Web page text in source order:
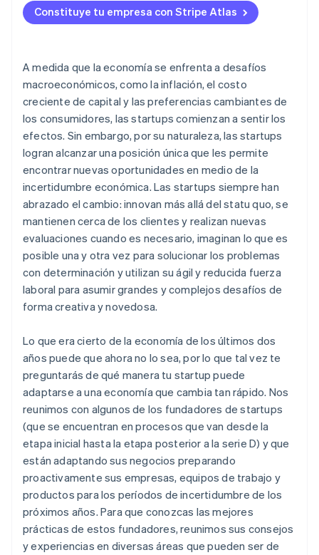
Constituye tu empresa con Stripe Atlas
A medida que la economía se enfrenta a desafíos
macroeconómicos, como la inflación, el costo
creciente de capital y las preferencias cambiantes de
los consumidores, las startups comienzan a sentir los
efectos. Sin embargo, por su naturaleza, las startups
logran alcanzar una posición única que les permite
encontrar nuevas oportunidades en medio de la
incertidumbre económica. Las startups siempre han
abrazado el cambio: innovan más allá del statu quo, se
mantienen cerca de los clientes y realizan nuevas
evaluaciones cuando es necesario, imaginan lo que es
posible una y otra vez para solucionar los problemas
con determinación y utilizan su ágil y reducida fuerza
laboral para asumir grandes y complejos desafíos de
forma creativa y novedosa.
Lo que era cierto de la economía de los últimos dos
años puede que ahora no lo sea, por lo que tal vez te
preguntarás de qué manera tu startup puede
adaptarse a una economía que cambia tan rápido. Nos
reunimos con algunos de los fundadores de startups
(que se encuentran en procesos que van desde la
etapa inicial hasta la etapa posterior a la serie D) y que
están adaptando sus negocios preparando
proactivamente sus empresas, equipos de trabajo y
productos para los períodos de incertidumbre de los
próximos años. Para que conozcas las mejores
prácticas de estos fundadores, reunimos sus consejos
y experiencias en diversas áreas que pueden ser de